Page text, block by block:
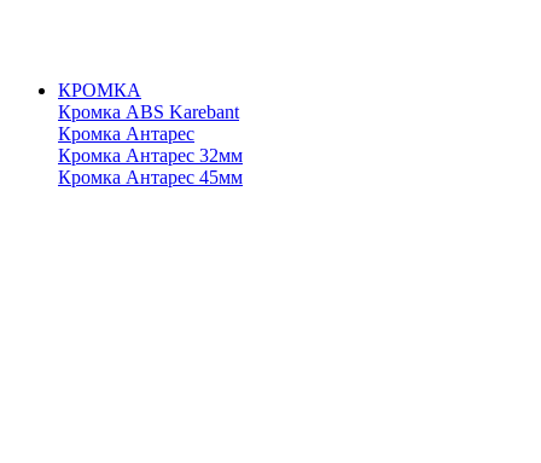
КРОМКА
Кромка ABS Karebant
Кромка Антарес
Кромка Антарес 32мм
Кромка Антарес 45мм